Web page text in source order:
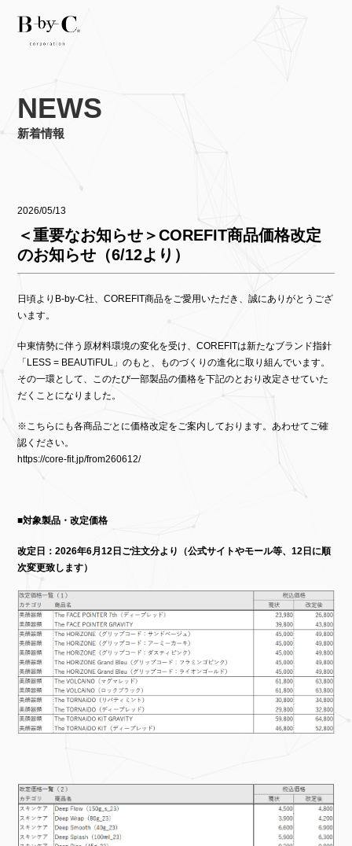
NEWS
新着情報
2026/05/13
＜重要なお知らせ＞COREFIT商品価格改定
のお知らせ（6/12より）
日頃よりB-by-C社、COREFIT商品をご愛用いただき、誠にありがとうござ
います。
中東情勢に伴う原材料環境の変化を受け、COREFITは新たなブランド指針
「LESS = BEAUTiFUL」のもと、ものづくりの進化に取り組んでいます。
その一環として、このたび一部製品の価格を下記のとおり改定させていた
だくことになりました。
※こちらにも各商品ごとに価格改定をご案内しております。あわせてご確
認ください。
https://core-fit.jp/from260612/
■対象製品・改定価格
改定日：2026年6月12日ご注文分より（公式サイトやモール等、12日に順
次変更致します）